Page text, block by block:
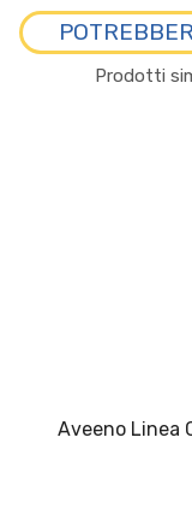
Prodotti
Aveeno Linea